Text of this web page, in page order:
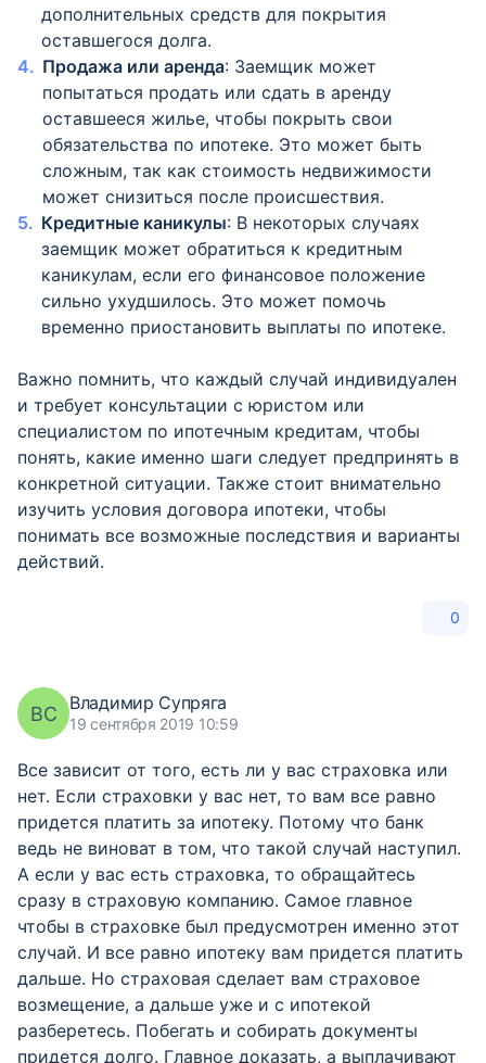
дополнительных средств для покрытия
оставшегося долга.
Продажа или аренда: Заемщик может
попытаться продать или сдать в аренду
оставшееся жилье, чтобы покрыть свои
обязательства по ипотеке. Это может быть
сложным, так как стоимость недвижимости
может снизиться после происшествия.
Кредитные каникулы: В некоторых случаях
заемщик может обратиться к кредитным
каникулам, если его финансовое положение
сильно ухудшилось. Это может помочь
временно приостановить выплаты по ипотеке.
Важно помнить, что каждый случай индивидуален
и требует консультации с юристом или
специалистом по ипотечным кредитам, чтобы
понять, какие именно шаги следует предпринять в
конкретной ситуации. Также стоит внимательно
изучить условия договора ипотеки, чтобы
понимать все возможные последствия и варианты
действий.
0
ВС Владимир Супряга
19 сентября 2019 10:59
Все зависит от того, есть ли у вас страховка или
нет. Если страховки у вас нет, то вам все равно
придется платить за ипотеку. Потому что банк
ведь не виноват в том, что такой случай наступил.
А если у вас есть страховка, то обращайтесь
сразу в страховую компанию. Самое главное
чтобы в страховке был предусмотрен именно этот
случай. И все равно ипотеку вам придется платить
дальше. Но страховая сделает вам страховое
возмещение, а дальше уже и с ипотекой
разберетесь. Побегать и собирать документы
придется долго. Главное доказать, а выплачивают